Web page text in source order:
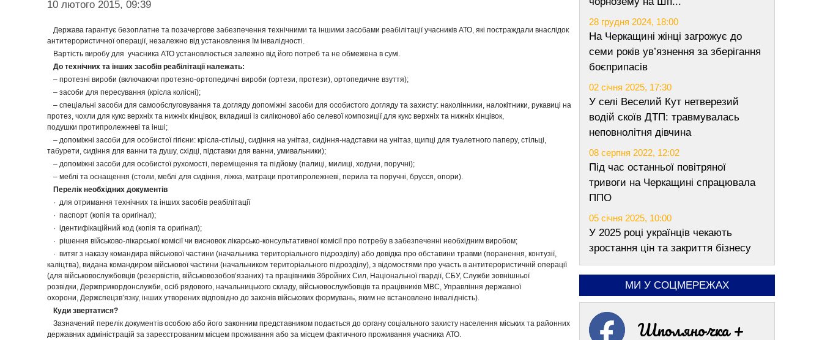
10 лютого 2015, 09:39
Держава гарантує безоплатне та позачергове забезпечення технічними та іншими засобами реабілітації учасників АТО, які постраждали внаслідок
антитерористичної операції, незалежно від установлення їм інвалідності.
Вартість виробу для учасника АТО установлюється залежно від його потреб та не обмежена в сумі.
До технічних та інших засобів реабілітації належать:
– протезні вироби (включаючи протезно-ортопедичні вироби (ортези, протези), ортопедичне взуття);
– засоби для пересування (крісла колісні);
– спеціальні засоби для самообслуговування та догляду допоміжні засоби для особистого догляду та захисту: наколінники, налокітники, рукавиці на
протез, чохли для кукс верхніх та нижніх кінцівок, вкладиші із силіконової або селевої композиції для кукс верхніх та нижніх кінцівок,
подушки протипролежневі та інші;
– допоміжні засоби для особистої гігієни: крісла-стільці, сидіння на унітаз, сидіння-надставки на унітаз, щипці для туалетного паперу, стільці,
табурети, сидіння для ванни та душу, східці, підставки для ванни, умивальники);
– допоміжні засоби для особистої рухомості, переміщення та підйому (палиці, милиці, ходуни, поручні);
– меблі та оснащення (столи, меблі для сидіння, ліжка, матраци протипролежневі, перила та поручні, брусся, опори).
Перелік необхідних документів
· для отримання технічних та інших засобів реабілітації
· паспорт (копія та оригінал);
· ідентифікаційний код (копія та оригінал);
· рішення військово-лікарської комісії чи висновок лікарсько-консультативної комісії про потребу в забезпеченні необхідним виробом;
· витяг з наказу командира військової частини (начальника територіального підрозділу) або довідка про обставини травми (поранення, контузії,
каліцтва), видана командиром військової частини (начальником територіального підрозділу), з відомостями про участь в антитерористичній операції
(для військовослужбовців (резервістів, військовозобов’язаних) та працівників Збройних Сил, Національної гвардії, СБУ, Служби зовнішньої
розвідки, Держприкордонслужби, осіб рядового, начальницького складу, військовослужбовців та працівників МВС, Управління державної
охорони, Держспецзв’язку, інших утворених відповідно до законів військових формувань, яким не встановлено інвалідність).
Куди звертатися?
Зазначений перелік документів особою або його законним представником подається до органу соціального захисту населення міських та районних
державних адміністрацій за зареєстрованим місцем проживання або за місцем фактичного проживання учасника АТО.
28 грудня 2024, 18:00
На Черкащині жінці загрожує до
семи років ув’язнення за зберігання
боєприпасів
02 січня 2025, 17:30
У селі Веселий Кут нетверезий
водій скоїв ДТП: травмувалась
неповнолітня дівчина
08 серпня 2022, 12:02
Під час останньої повітряної
тривоги на Черкащині спрацювала
ППО
05 січня 2025, 10:00
У 2025 році українців чекають
зростання цін та закриття бізнесу
МИ У СОЦМЕРЕЖАХ
Шполяночка +